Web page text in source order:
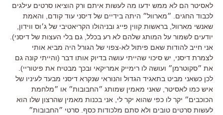
לאסיטר הם לא ממש ידעו מה לעשות איתם ורק הוציאו סרטים עילגים
לכבוד החגים. ״מארוול״ היתה בידיים של דיסני עוד קודם, והאמת
שאנשי מארוול, בראשות קווין פייג ובניהולו הקריאטיבי של ג׳וס ווידון,
יודעים לשמור על המותג שלהם לא רע בכלל, גם בלי העצות של דיסני).
אני חייב להודות שאם פיתול לא-צפוי של הגורל היה מביא אותי
לצמרת דיסני, יש סיכוי שהייתי עושה בדיוק אותו דבר (והייתי קונה גם
את ״סקוטרמן״ ועושה לו רימייק אמריקאי ובכך מבטיח את פיטוריי).
לכן כשאני מביט בתאגיד הגדול והנוראי שנקרא דיסני מבעד לעיניו של
איש כמו לאסיטר, שאני מאמין שמותג ״החבובות״ או ״מלחמת
הכוכבים״ יקר לו כפי שהוא יקר לי, אני בכנות מאמין שהרצון שלו הוא
לעשות סרטים טובים ולא סתם מלכודות כסף. סרטי ״החבובות״